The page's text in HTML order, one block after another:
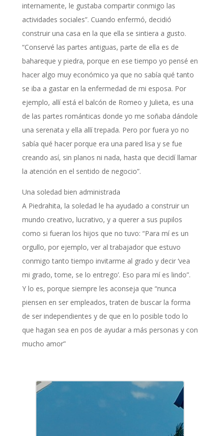
internamente, le gustaba compartir conmigo las
actividades sociales”. Cuando enfermó, decidió
construir una casa en la que ella se sintiera a gusto.
“Conservé las partes antiguas, parte de ella es de
bahareque y piedra, porque en ese tiempo yo pensé en
hacer algo muy económico ya que no sabía qué tanto
se iba a gastar en la enfermedad de mi esposa. Por
ejemplo, allí está el balcón de Romeo y Julieta, es una
de las partes románticas donde yo me soñaba dándole
una serenata y ella allí trepada. Pero por fuera yo no
sabía qué hacer porque era una pared lisa y se fue
creando así, sin planos ni nada, hasta que decidí llamar
la atención en el sentido de negocio”.
Una soledad bien administrada
A Piedrahita, la soledad le ha ayudado a construir un
mundo creativo, lucrativo, y a querer a sus pupilos
como si fueran los hijos que no tuvo: “Para mí es un
orgullo, por ejemplo, ver al trabajador que estuvo
conmigo tanto tiempo invitarme al grado y decir ‘vea
mi grado, tome, se lo entrego’. Eso para mí es lindo”.
Y lo es, porque siempre les aconseja que “nunca
piensen en ser empleados, traten de buscar la forma
de ser independientes y de que en lo posible todo lo
que hagan sea en pos de ayudar a más personas y con
mucho amor”